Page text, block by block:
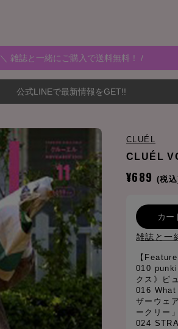
＼ 雑誌と一緒にご購入で送料無料！ /
公式LINEで最新情報をGET!!
CLUÉL
CLUÉL
¥689 (税
カー
雑誌と一
【Feature
010
クス》ピ
016 What
ザーウェ
ークリー
024